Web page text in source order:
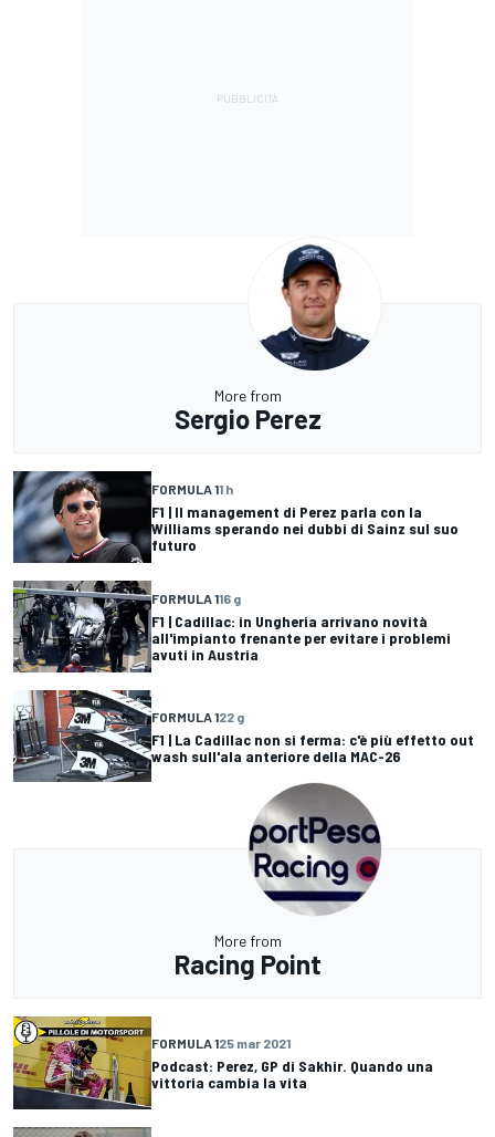
More from
Sergio Perez
FORMULA 11 h
F1 | Il management di Perez parla con la
Williams sperando nei dubbi di Sainz sul suo
futuro
FORMULA 116 g
F1 | Cadillac: in Ungheria arrivano novità
all'impianto frenante per evitare i problemi
avuti in Austria
FORMULA 122 g
F1 | La Cadillac non si ferma: c'è più effetto out
wash sull'ala anteriore della MAC-26
More from
Racing Point
FORMULA 125 mar 2021
Podcast: Perez, GP di Sakhir. Quando una
vittoria cambia la vita